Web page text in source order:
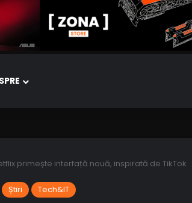
primește interfață nouă, inspirată de TikTok
Știri Tech&IT